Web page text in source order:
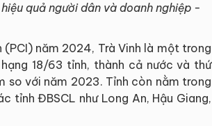
quả người dân và doanh nghiệp -
năm 2024, Trà Vinh là một trong
18/63 tỉnh, thành cả nước và thứ
so với năm 2023. Tỉnh còn nằm trong
tỉnh ĐBSCL như Long An, Hậu Giang,